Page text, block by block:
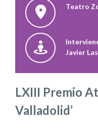
Teatro
Javier
LXIII Premio
Valladolid’